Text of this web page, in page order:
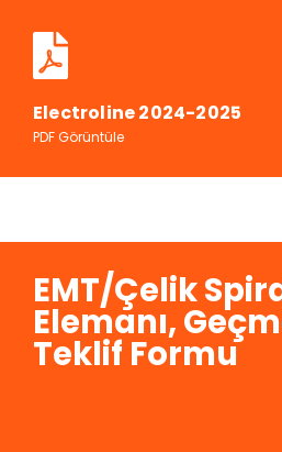
Electroline 2024-2025
PDF Görüntüle
EMT/Çelik
Elemanı,
Teklif Formu